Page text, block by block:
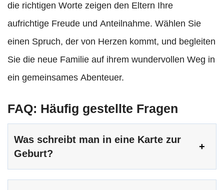
die richtigen Worte zeigen den Eltern Ihre
aufrichtige Freude und Anteilnahme. Wählen Sie
einen Spruch, der von Herzen kommt, und begleiten
Sie die neue Familie auf ihrem wundervollen Weg in
ein gemeinsames Abenteuer.
FAQ: Häufig gestellte Fragen
Was schreibt man in eine Karte zur
Geburt?